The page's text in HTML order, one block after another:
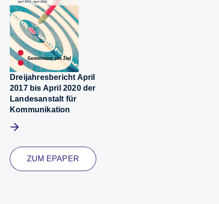
Dreijahresbericht April
2017 bis April 2020 der
Landesanstalt für
Kommunikation
Mehr erfahren
ZUM EPAPER